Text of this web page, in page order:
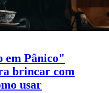
em Pânico"
brincar com
usar